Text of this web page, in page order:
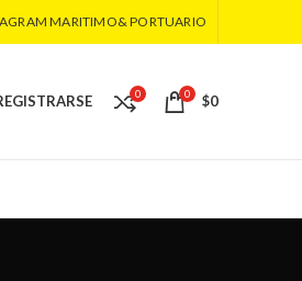
MARITIMO& PORTUARIO
0 0 $0